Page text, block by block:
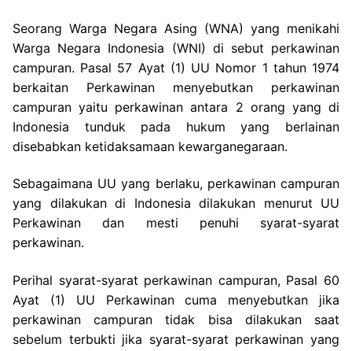
Seorang Warga Negara Asing (WNA) yang menikahi
Warga Negara Indonesia (WNI) di sebut perkawinan
campuran. Pasal 57 Ayat (1) UU Nomor 1 tahun 1974
berkaitan Perkawinan menyebutkan perkawinan
campuran yaitu perkawinan antara 2 orang yang di
Indonesia tunduk pada hukum yang berlainan
disebabkan ketidaksamaan kewarganegaraan.
Sebagaimana UU yang berlaku, perkawinan campuran
yang dilakukan di Indonesia dilakukan menurut UU
Perkawinan dan mesti penuhi syarat-syarat
perkawinan.
Perihal syarat-syarat perkawinan campuran, Pasal 60
Ayat (1) UU Perkawinan cuma menyebutkan jika
perkawinan campuran tidak bisa dilakukan saat
sebelum terbukti jika syarat-syarat perkawinan yang